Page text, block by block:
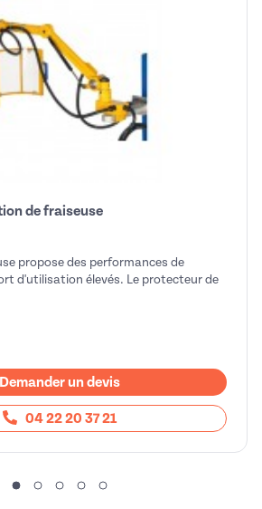
de fraiseuse
propose des performances de
d'utilisation élevés. Le protecteur de
Demander un devis
04 22 20 37 21